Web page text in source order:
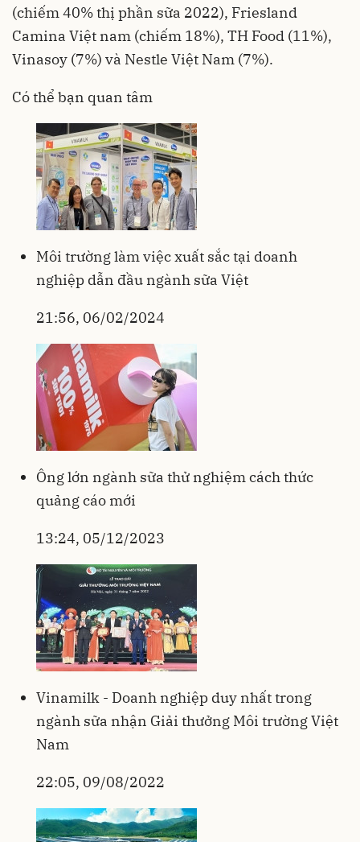
(chiếm 40% thị phần sữa 2022), Friesland
Camina Việt nam (chiếm 18%), TH Food (11%),
Vinasoy (7%) và Nestle Việt Nam (7%).
Có thể bạn quan tâm
Môi trường làm việc xuất sắc tại doanh
nghiệp dẫn đầu ngành sữa Việt
21:56, 06/02/2024
Ông lớn ngành sữa thử nghiệm cách thức
quảng cáo mới
13:24, 05/12/2023
Vinamilk - Doanh nghiệp duy nhất trong
ngành sữa nhận Giải thưởng Môi trường Việt
Nam
22:05, 09/08/2022